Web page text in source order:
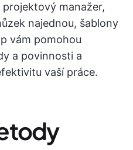
manažer,
najednou, šablony
vám pomohou
a povinnosti a
vaší práce.